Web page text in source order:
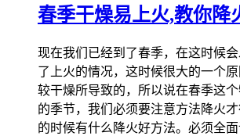
春季干燥易上火,教你降
现在我们已经到了春季，在这时候
了上火的情况，这时候很大的一个
较干燥所导致的，所以说在春季这
的季节，我们必须要注意方法降火
的时候有什么降火好方法。必须全